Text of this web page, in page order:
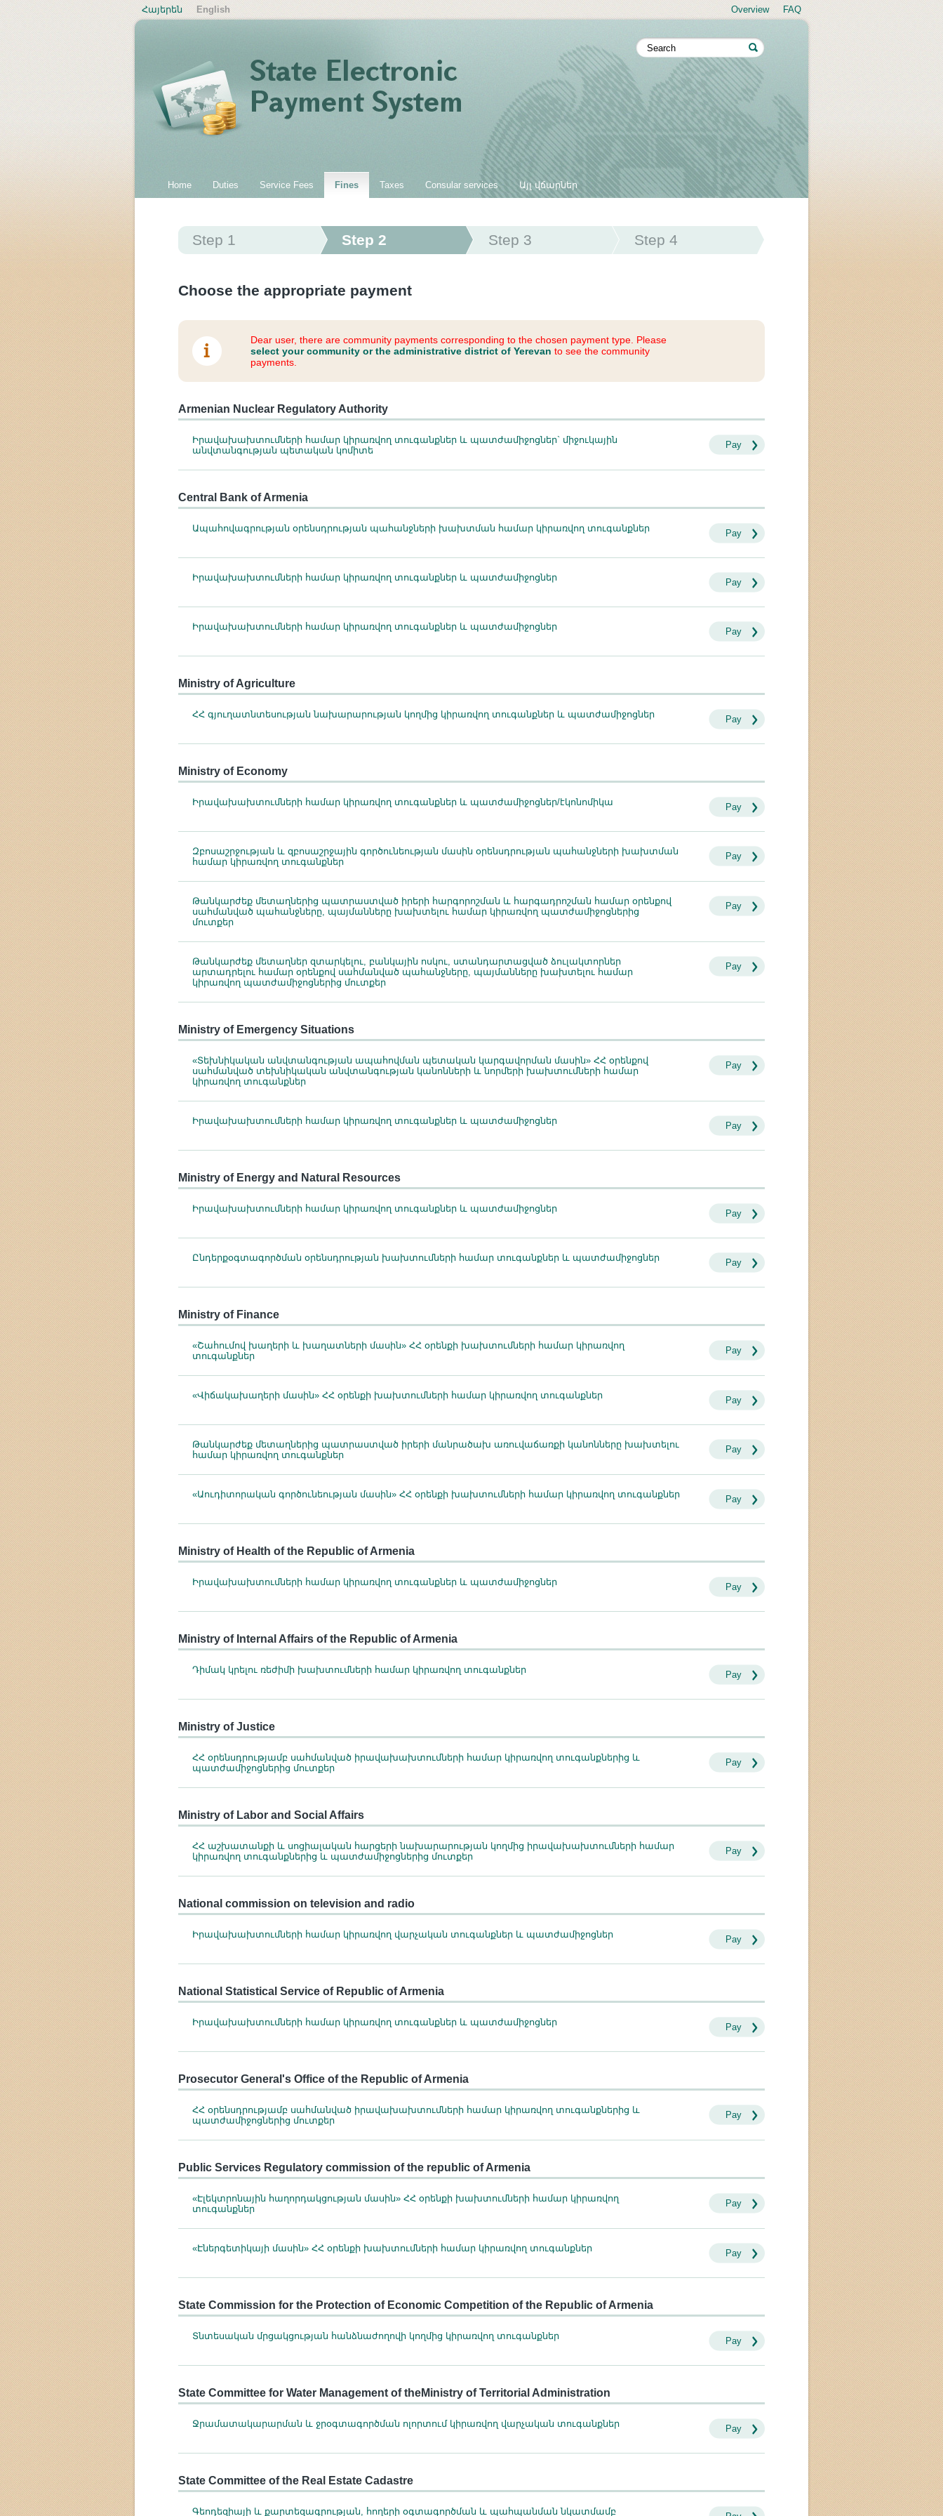
Հայերեն English Overview FAQ
Home Duties Service Fees Fines Taxes Consular services Այլ վճարներ
Step 1 Step 2 Step 3 Step 4
Choose the appropriate payment
Dear user, there are community payments corresponding to the chosen payment type. Please
select your community or the administrative district of Yerevan to see the community
payments.
Armenian Nuclear Regulatory Authority
Իրավախախտումների համար կիրառվող տուգանքներ և պատժամիջոցներ` միջուկային
անվտանգության պետական կոմիտե
Pay
Central Bank of Armenia
Ապահովագրության օրենսդրության պահանջների խախտման համար կիրառվող տուգանքներ Pay
Իրավախախտումների համար կիրառվող տուգանքներ և պատժամիջոցներ Pay
Իրավախախտումների համար կիրառվող տուգանքներ և պատժամիջոցներ Pay
Ministry of Agriculture
ՀՀ գյուղատնտեսության նախարարության կողմից կիրառվող տուգանքներ և պատժամիջոցներ Pay
Ministry of Economy
Իրավախախտումների համար կիրառվող տուգանքներ և պատժամիջոցներ/էկոնոմիկա Pay
Զբոսաշրջության և զբոսաշրջային գործունեության մասին օրենսդրության պահանջների խախտման
համար կիրառվող տուգանքներ
Pay
Թանկարժեք մետաղներից պատրաստված իրերի հարգորոշման և հարգադրոշման համար օրենքով
սահմանված պահանջները, պայմանները խախտելու համար կիրառվող պատժամիջոցներից
մուտքեր
Pay
Թանկարժեք մետաղներ զտարկելու, բանկային ոսկու, ստանդարտացված ձուլակտորներ
արտադրելու համար օրենքով սահմանված պահանջները, պայմանները խախտելու համար
կիրառվող պատժամիջոցներից մուտքեր
Pay
Ministry of Emergency Situations
«Տեխնիկական անվտանգության ապահովման պետական կարգավորման մասին» ՀՀ օրենքով
սահմանված տեխնիկական անվտանգության կանոնների և նորմերի խախտումների համար
կիրառվող տուգանքներ
Pay
Իրավախախտումների համար կիրառվող տուգանքներ և պատժամիջոցներ Pay
Ministry of Energy and Natural Resources
Իրավախախտումների համար կիրառվող տուգանքներ և պատժամիջոցներ Pay
Ընդերքօգտագործման օրենսդրության խախտումների համար տուգանքներ և պատժամիջոցներ Pay
Ministry of Finance
«Շահումով խաղերի և խաղատների մասին» ՀՀ օրենքի խախտումների համար կիրառվող
տուգանքներ
Pay
«Վիճակախաղերի մասին» ՀՀ օրենքի խախտումների համար կիրառվող տուգանքներ Pay
Թանկարժեք մետաղներից պատրաստված իրերի մանրածախ առուվաճառքի կանոնները խախտելու
համար կիրառվող տուգանքներ
Pay
«Աուդիտորական գործունեության մասին» ՀՀ օրենքի խախտումների համար կիրառվող տուգանքներ Pay
Ministry of Health of the Republic of Armenia
Իրավախախտումների համար կիրառվող տուգանքներ և պատժամիջոցներ Pay
Ministry of Internal Affairs of the Republic of Armenia
Դիմակ կրելու ռեժիմի խախտումների համար կիրառվող տուգանքներ Pay
Ministry of Justice
ՀՀ օրենսդրությամբ սահմանված իրավախախտումների համար կիրառվող տուգանքներից և
պատժամիջոցներից մուտքեր
Pay
Ministry of Labor and Social Affairs
ՀՀ աշխատանքի և սոցիալական հարցերի նախարարության կողմից իրավախախտումների համար
կիրառվող տուգանքներից և պատժամիջոցներից մուտքեր
Pay
National commission on television and radio
Իրավախախտումների համար կիրառվող վարչական տուգանքներ և պատժամիջոցներ Pay
National Statistical Service of Republic of Armenia
Իրավախախտումների համար կիրառվող տուգանքներ և պատժամիջոցներ Pay
Prosecutor General's Office of the Republic of Armenia
ՀՀ օրենսդրությամբ սահմանված իրավախախտումների համար կիրառվող տուգանքներից և
պատժամիջոցներից մուտքեր
Pay
Public Services Regulatory commission of the republic of Armenia
«Էլեկտրոնային հաղորդակցության մասին» ՀՀ օրենքի խախտումների համար կիրառվող
տուգանքներ
Pay
«Էներգետիկայի մասին» ՀՀ օրենքի խախտումների համար կիրառվող տուգանքներ Pay
State Commission for the Protection of Economic Competition of the Republic of Armenia
Տնտեսական մրցակցության հանձնաժողովի կողմից կիրառվող տուգանքներ Pay
State Committee for Water Management of theMinistry of Territorial Administration
Ջրամատակարարման և ջրօգտագործման ոլորտում կիրառվող վարչական տուգանքներ Pay
State Committee of the Real Estate Cadastre
Գեոդեզիայի և քարտեզագրության, հողերի օգտագործման և պահպանման նկատմամբ